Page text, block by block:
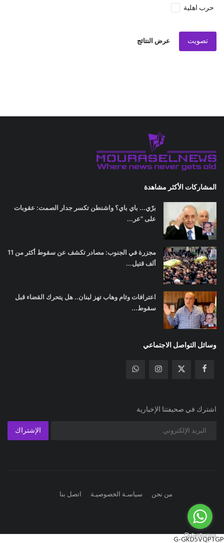
حرب اهلية
تصويت عرض النتائج
المشاركات الأكثر مشاهدة
برّي... باي باي؟ واشنطن تكسر جدار الصمت: عقوبات
على "عر...
مجزرة في الجنوب: مصادر تكشف عن سقوط أكثر من 11
ألف قتيل...
اعترافات وئام وهاب تهز لبنان.. هل يتحرك القضاء قبل
سقوط...
وسائل التواصل الاجتماعي
اشترك في صحيفتنا الإخبارية
الإشتراك
من نحن سياسـة الخصوصيـة اتصل بنا
G-GKD5VQPTGP